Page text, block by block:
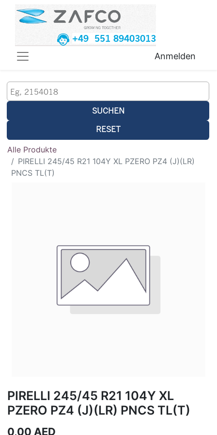
+49 551 89403013
Anmelden
SUCHEN
RESET
Alle Produkte
PIRELLI 245/45 R21 104Y XL PZERO PZ4 (J)(LR)
PNCS TL(T)
PIRELLI 245/45 R21 104Y XL
PZERO PZ4 (J)(LR) PNCS TL(T)
0,00 AED